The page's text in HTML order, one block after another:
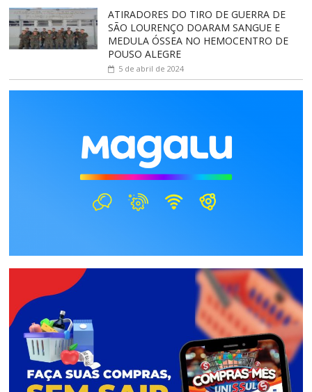
ATIRADORES DO TIRO DE GUERRA DE
SÃO LOURENÇO DOARAM SANGUE E
MEDULA ÓSSEA NO HEMOCENTRO DE
POUSO ALEGRE
5 de abril de 2024